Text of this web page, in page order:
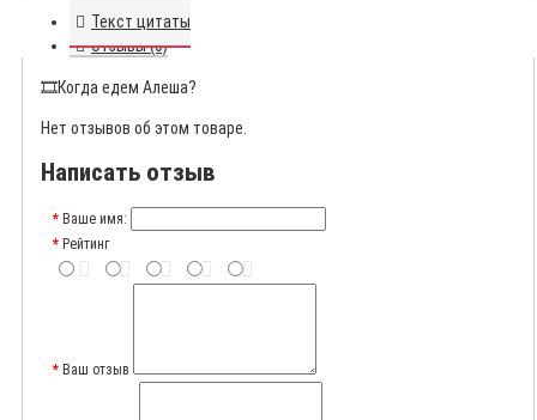
Текст цитаты
Отзывы (0)
🎞️Когда едем Алеша?
Нет отзывов об этом товаре.
Написать отзыв
Ваше имя:
Рейтинг
Ваш отзыв